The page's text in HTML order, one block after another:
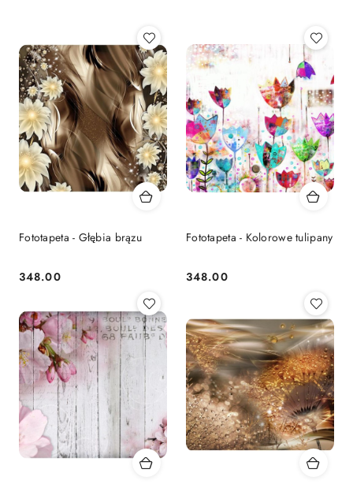
Fototapeta - Głębia brązu
Cena:
348.00
Fototapeta - Kolorowe tulipany
Cena:
348.00